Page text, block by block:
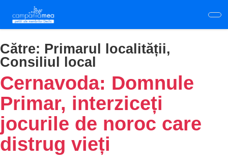
main
content
Către: Primarul localității,
Consiliul local
Cernavoda: Domnule
Primar, interziceți
jocurile de noroc care
distrug vieți